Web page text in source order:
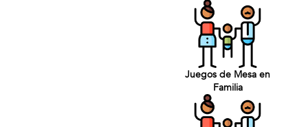
Juegos de Mesa en
Familia